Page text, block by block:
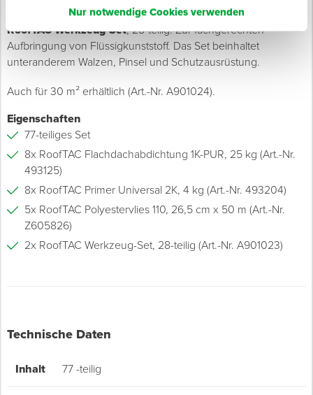
Nur notwendige Cookies verwenden
RoofTAC Werkzeug-Set, 28-teilig: Zur fachgerechten
Aufbringung von Flüssigkunststoff. Das Set beinhaltet
unteranderem Walzen, Pinsel und Schutzausrüstung.
Auch für 30 m² erhältlich (Art.-Nr. A901024).
Eigenschaften
77-teiliges Set
8x RoofTAC Flachdachabdichtung 1K-PUR, 25 kg (Art.-Nr.
493125)
8x RoofTAC Primer Universal 2K, 4 kg (Art.-Nr. 493204)
5x RoofTAC Polyestervlies 110, 26,5 cm x 50 m (Art.-Nr.
Z605826)
2x RoofTAC Werkzeug-Set, 28-teilig (Art.-Nr. A901023)
Technische Daten
Inhalt 77 -teilig